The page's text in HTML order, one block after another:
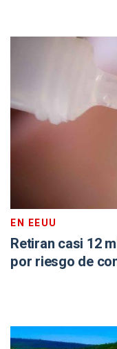
EN EEUU
Retiran casi 12
por riesgo de